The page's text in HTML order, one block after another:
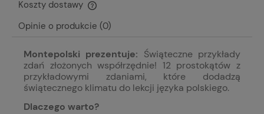
Koszty dostawy
Cena nie zawiera ewentualnych kosztów płatności
Opinie o produkcie (0)
Montepolski prezentuje: Świąteczne przykłady
zdań złożonych współrzędnie! 12 prostokątów z
przykładowymi zdaniami, które dodadzą
świątecznego klimatu do lekcji języka polskiego.
Dlaczego warto?